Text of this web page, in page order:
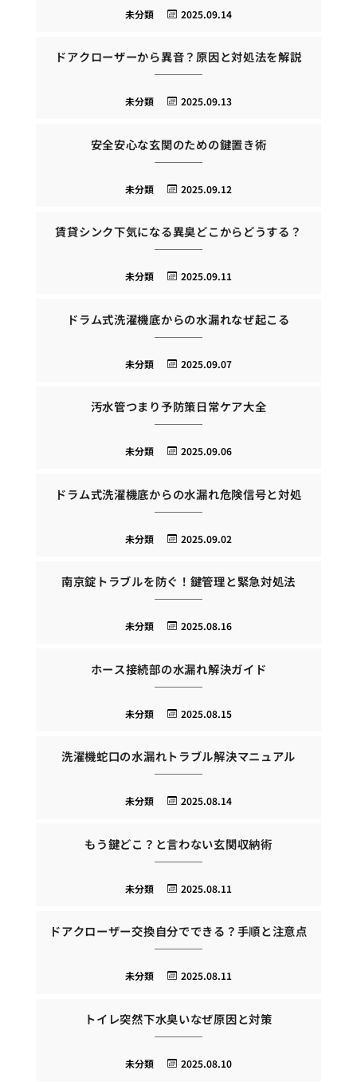
2025.09.14
未分類
ドアクローザーから異音？原因と対処法を解説
2025.09.13
未分類
安全安心な玄関のための鍵置き術
2025.09.12
未分類
賃貸シンク下気になる異臭どこからどうする？
2025.09.11
未分類
ドラム式洗濯機底からの水漏れなぜ起こる
2025.09.07
未分類
汚水管つまり予防策日常ケア大全
2025.09.06
未分類
ドラム式洗濯機底からの水漏れ危険信号と対処
2025.09.02
未分類
南京錠トラブルを防ぐ！鍵管理と緊急対処法
2025.08.16
未分類
ホース接続部の水漏れ解決ガイド
2025.08.15
未分類
洗濯機蛇口の水漏れトラブル解決マニュアル
2025.08.14
未分類
もう鍵どこ？と言わない玄関収納術
2025.08.11
未分類
ドアクローザー交換自分でできる？手順と注意点
2025.08.11
未分類
トイレ突然下水臭いなぜ原因と対策
2025.08.10
未分類